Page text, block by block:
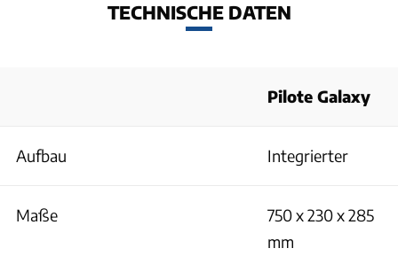
TECHNISCHE DATEN
Pilote Galaxy
Aufbau Integrierter
Maße
750 x 230 x 285
mm